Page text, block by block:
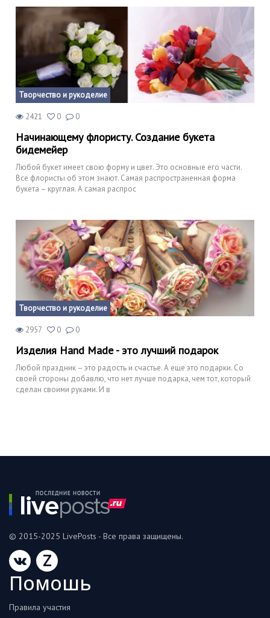
Творчество и рукоделие
2421 0 0
Начинающему флористу. Создание букета
бидемейер
Любой букет имеет свою форму и цвет. Это основные его части.
Все флористы об этом знают. Самая распространенная форма
букета – круглая. А самая распрос
Творчество и рукоделие
2957 0 0
Изделия Hand Made - это лучший подарок
Любой праздник – это радость и счастье. А еще это подарки. Со
своей стороны добавлю, что нет лучше подарка, чем тот, который
сделан своими руками. И в
© 2015-2025 LivePosts - Все права защищены.
Z
Помошь
Правила участия